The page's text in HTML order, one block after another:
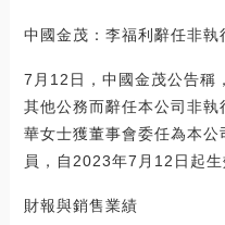
中國金茂：李福利辭任非執
7月12日，中國金茂公告稱
其他公務而辭任本公司非
華女士獲董事會委任為本
員，自2023年7月12日起生
財報與銷售業績